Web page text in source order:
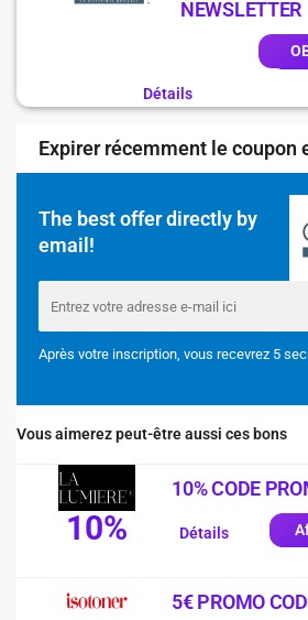
NEWSLETTER
Détails
Expirer récemment le coupon
The best offer directly by
email!
Après votre inscription, vous recevrez 5
Vous aimerez peut-être aussi ces bons
10%
10% CODE
Détails
5€ PROMO